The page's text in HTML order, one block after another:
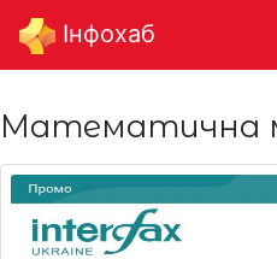
Інфохаб
Математична